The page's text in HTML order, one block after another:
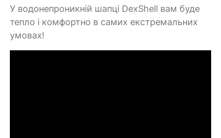
У водонепроникній шапці DexShell вам буде
тепло і комфортно в самих екстремальних
умовах!